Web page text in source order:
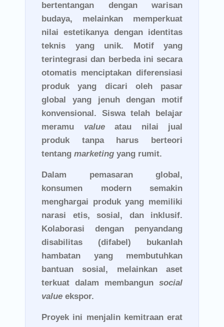
bertentangan dengan warisan
budaya, melainkan memperkuat
nilai estetikanya dengan identitas
teknis yang unik. Motif yang
terintegrasi dan berbeda ini secara
otomatis menciptakan diferensiasi
produk yang dicari oleh pasar
global yang jenuh dengan motif
konvensional. Siswa telah belajar
meramu valueatau nilai jual
produk tanpa harus berteori
tentang marketing yang rumit.
Dalam pemasaran global,
konsumen modern semakin
menghargai produk yang memiliki
narasi etis, sosial, dan inklusif.
Kolaborasi dengan penyandang
disabilitas (difabel) bukanlah
hambatan yang membutuhkan
bantuan sosial, melainkan aset
terkuat dalam membangun social
value ekspor.
Proyek ini menjalin kemitraan erat